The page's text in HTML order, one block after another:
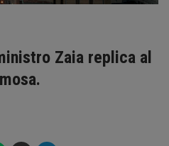
Zaia replica al